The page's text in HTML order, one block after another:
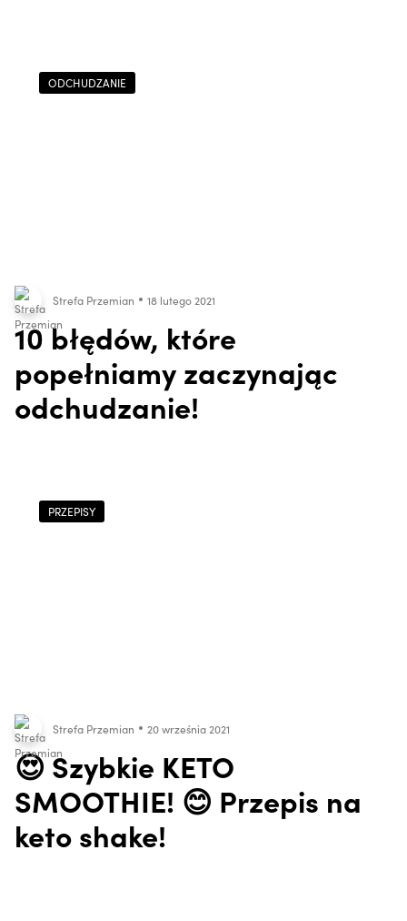
ODCHUDZANIE
Strefa Przemian 18 lutego 2021
10 błędów, które
popełniamy zaczynając
odchudzanie!
PRZEPISY
Strefa Przemian 20 września 2021
😍 Szybkie KETO
SMOOTHIE! 😊 Przepis na
keto shake!